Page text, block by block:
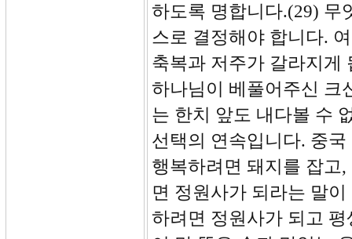
하도록 명합니다.(29) 무
스로 결정해야 합니다.
축복과 저주가 갈라지게
하나님이 베풀어주신 크
는 한치 앞도 내다볼 수
선택의 연속입니다. 중
행복하려면 돼지를 잡고
면 정원사가 되라는 말
하려면 정원사가 되고